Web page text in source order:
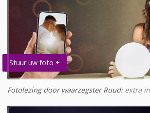
Stuur uw foto +
Fotolezing door waarzegster Ruud: extra